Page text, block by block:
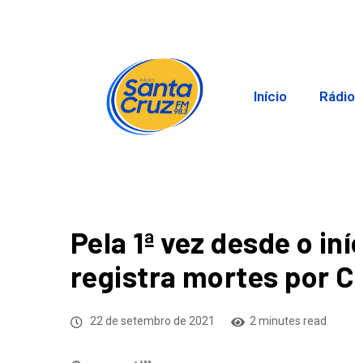
Início Rádio
Pela 1ª vez desde o
registra mortes por
22 de setembro de 2021 2 minutes read